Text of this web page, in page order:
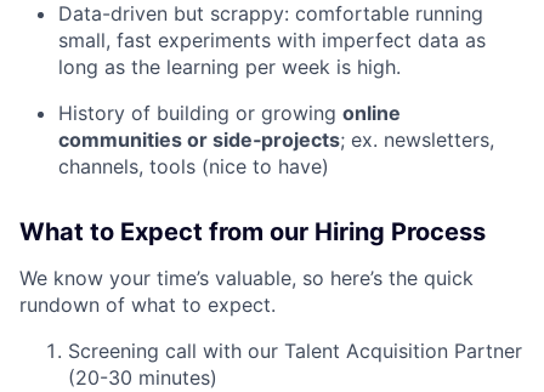
Data-driven but scrappy: comfortable running
small, fast experiments with imperfect data as
long as the learning per week is high.
History of building or growing online
communities or side‑projects; ex. newsletters,
channels, tools (nice to have)
What to Expect from our Hiring Process
We know your time’s valuable, so here’s the quick
rundown of what to expect.
Screening call with our Talent Acquisition Partner
(20-30 minutes)